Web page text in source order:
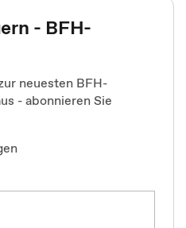
- BFH-
neuesten BFH-
- abonnieren Sie